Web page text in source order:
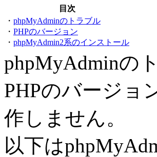
目次
・ phpMyAdminのトラブル
・ PHPのバージョン
・ phpMyAdmin2系のインストール
phpMyAdminの
PHPのバージョ
作しません。
以下は